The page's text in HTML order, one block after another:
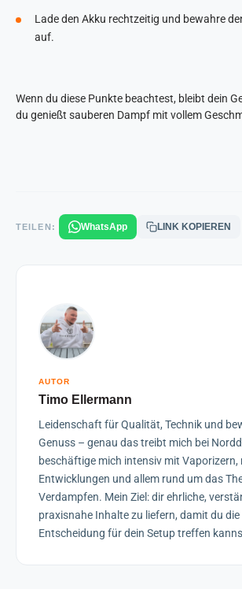
Lade den Akku rechtzeitig und bewahre
auf.
Wenn du diese Punkte beachtest, bleibt dein
du genießt sauberen Dampf mit vollem
TEILEN: WhatsApp LINK KOPIEREN
AUTOR
Timo Ellermann
Leidenschaft für Qualität, Technik und
Genuss – genau das treibt mich bei
beschäftige mich intensiv mit Vaporizern,
Entwicklungen und allem rund um das
Verdampfen. Mein Ziel: dir ehrliche,
praxisnahe Inhalte zu liefern, damit du die
Entscheidung für dein Setup treffen